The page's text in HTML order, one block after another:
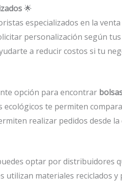
🌟
especializados en la venta
personalización según
a reducir costos si tu
opción para encontrar
ecológicos te permiten
realizar pedidos desde
optar por distribuidores
utilizan materiales reciclados